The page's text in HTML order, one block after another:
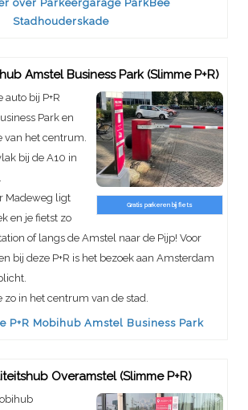
over Parkeergarage ParkBee
Stadhouderskade
Amstel Business Park (Slimme P+R)
Gratis parkeren bij fiets
auto bij P+R
Park en
het centrum.
bij de A10 in
Madeweg ligt
en je fietst zo
of langs de Amstel naar de Pijp! Voor
bij deze P+R is het bezoek aan Amsterdam
zo in het centrum van de stad.
P+R Mobihub Amstel Business Park
Overamstel (Slimme P+R)